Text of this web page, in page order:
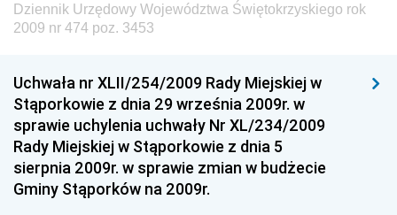
Gospodarki Przestrzennej
Dziennik Urzędowy Ministerstwa Przemysłu
Chemicznego i Lekkiego
Dziennik Urzędowy Ministerstwa Rolnictwa i
Gospodarki Żywnościowej
Dziennik Urzędowy Województwa Świętokrzyskiego rok
2009 nr 474 poz. 3453
Uchwała nr XLII/254/2009 Rady Miejskiej w
Stąporkowie z dnia 29 września 2009r. w
sprawie uchylenia uchwały Nr XL/234/2009
Rady Miejskiej w Stąporkowie z dnia 5
sierpnia 2009r. w sprawie zmian w budżecie
Gminy Stąporków na 2009r.